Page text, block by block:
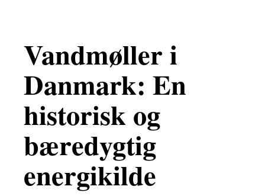
Vandmøller i
Danmark: En
historisk og
bæredygtig
energikilde